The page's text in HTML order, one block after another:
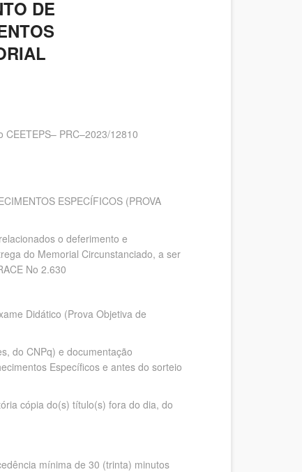
DE
CEETEPS– PRC–2023/12810
ESPECÍFICOS (PROVA
o deferimento e
do Memorial Circunstanciado, a ser
No 2.630
Didático (Prova Objetiva de
do CNPq) e documentação
Específicos e antes do sorteio
cópia do(s) título(s) fora do dia, do
mínima de 30 (trinta) minutos